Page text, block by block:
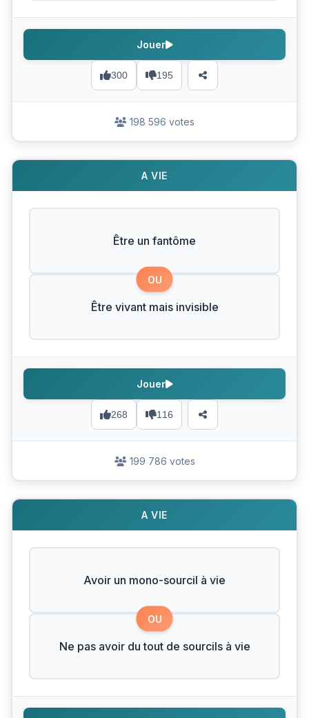
300 195
Jouer
198 596 votes
A VIE
Être un fantôme
OU
Être vivant mais invisible
268 116
Jouer
199 786 votes
A VIE
Avoir un mono-sourcil à vie
OU
Ne pas avoir du tout de sourcils à vie